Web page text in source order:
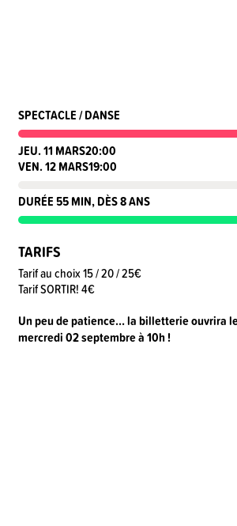
SPECTACLE / DANSE
JEU. 11 MARS20:00
VEN. 12 MARS19:00
DURÉE 55 MIN, DÈS 8 ANS
TARIFS
Tarif au choix 15 / 20 / 25€
Tarif SORTIR! 4€
Un peu de patience… la billetterie ouvrira
mercredi 02 septembre à 10h !